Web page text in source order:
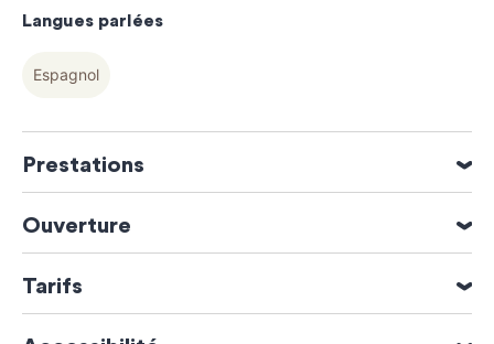
Langues parlées
Espagnol
Prestations
Ouverture
Ouverture du 02 Janvier 2026 au 31 Décembre 2026
Tarifs